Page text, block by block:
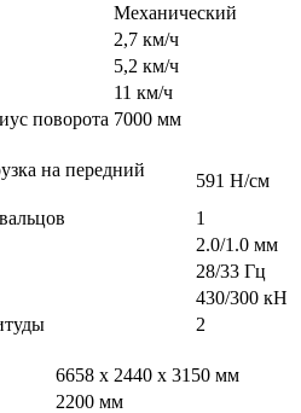
Механический
2,7 км/ч
5,2 км/ч
11 км/ч
поворота 7000 мм
на передний
591 H/см
1
2.0/1.0 мм
28/33 Гц
430/300 кН
2
6658 x 2440 x 3150 мм
2200 мм